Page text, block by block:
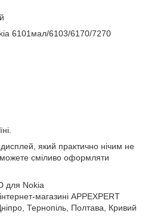
6101мал/6103/6170/7270
який практично нічим не
можете сміливо оформляти
для Nokia
магазині APPEXPERT
Тернопіль, Полтава, Кривий